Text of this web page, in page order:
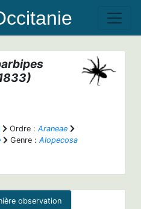
Ordre : Araneae
Genre : Alopecosa
observation